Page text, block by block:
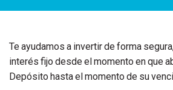
Te ayudamos a invertir de forma
interés fijo desde el momento en que
Depósito hasta el momento de su